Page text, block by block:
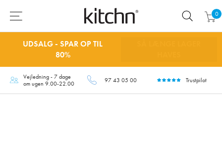
0
UDSALG - SPAR OP TIL
80%
Vejledning - 7 dage
om ugen 9.00-22.00
97 43 05 00 Trustpilot